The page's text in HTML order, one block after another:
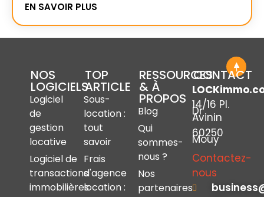
EN SAVOIR PLUS
NOS
LOGICIELS
Logiciel
de
gestion
locative
Logiciel de
transactions
immobilières
TOP
ARTICLE
Sous-
location :
tout
savoir
Frais
d'agence
location :
RESSOURCES
& À
PROPOS
Blog
Qui
sommes-
nous ?
Nos
partenaires
CONTACT
14/16 Pl.
Dr
Avinin
60250
Mouy
Contactez-
nous